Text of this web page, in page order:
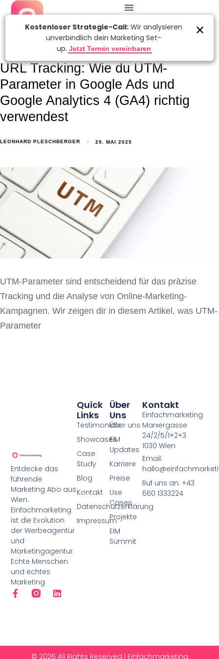
URL Tracking: Wie du UTM-
Parameter in Google Ads und
Google Analytics 4 (GA4) richtig
verwendest
LEONHARD PLESCHBERGER 29. MAI 2025
UTM-Parameter sind entscheidend für das präzise
Tracking und die Analyse von Online-Marketing-
Kampagnen. Wir zeigen dir in diesem Artikel, was UTM-
Parameter
Entdecke das
führende
Marketing Abo aus
Wien.
Einfachmarketing
ist die Evolution
der Werbeagentur
und
Marketingagentur.
Echte Menschen
und echtes
Marketing
Über
Uns
Über uns
EiM
Updates
Karriere
Preise
Use
Cases
Projekte
EiM
Summit
Quick
Links
Testimonials
Showcases
Case
Study
Blog
Kontakt
Datenschutzerklärung
Impressum
Kontakt
Einfachmarketing
Marxergasse
24/2/5/1+2+3
1030 Wien
Email:
Ruf uns an: +43
660 1333224
© 2026 All Rights Reserved | Einfachmarketing